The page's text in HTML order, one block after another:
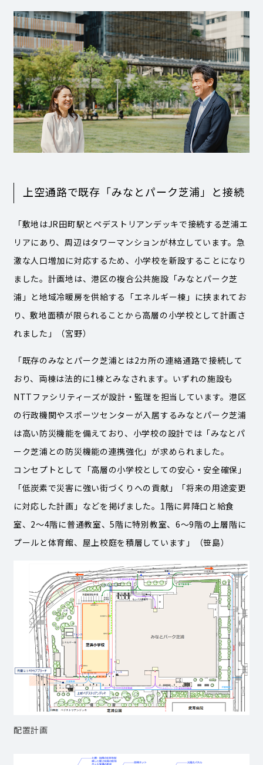
上空通路で既存「みなとパーク芝浦」と接続
「敷地はJR田町駅とペデストリアンデッキで接続する芝浦エ
リアにあり、周辺はタワーマンションが林立しています。急
激な人口増加に対応するため、小学校を新設することになり
ました。計画地は、港区の複合公共施設「みなとパーク芝
浦」と地域冷暖房を供給する「エネルギー棟」に挟まれてお
り、敷地面積が限られることから高層の小学校として計画さ
れました」（宮野）
「既存のみなとパーク芝浦とは2カ所の連絡通路で接続して
おり、両棟は法的に1棟とみなされます。いずれの施設も
NTTファシリティーズが設計・監理を担当しています。港区
の行政機関やスポーツセンターが入居するみなとパーク芝浦
は高い防災機能を備えており、小学校の設計では「みなとパ
ーク芝浦との防災機能の連携強化」が求められました。
コンセプトとして「高層の小学校としての安心・安全確保」
「低炭素で災害に強い街づくりへの貢献」「将来の用途変更
に対応した計画」などを掲げました。1階に昇降口と給食
室、2～4階に普通教室、5階に特別教室、6～9階の上層階に
プールと体育館、屋上校庭を積層しています」（笹島）
配置計画